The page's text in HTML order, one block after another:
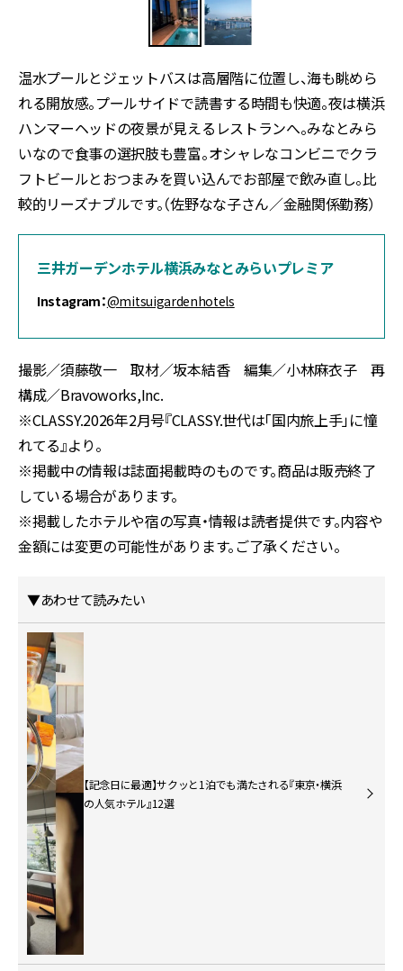
温水プールとジェットバスは高層階に位置し、海も眺めら
れる開放感。プールサイドで読書する時間も快適。夜は横浜
ハンマーヘッドの夜景が見えるレストランへ。みなとみら
いなので食事の選択肢も豊富。オシャレなコンビニでクラ
フトビールとおつまみを買い込んでお部屋で飲み直し。比
較的リーズナブルです。（佐野なな子さん／金融関係勤務）
三井ガーデンホテル横浜みなとみらいプレミア
Instagram：@mitsuigardenhotels
撮影／須藤敬一 取材／坂本結香 編集／小林麻衣子 再
構成／Bravoworks,Inc.
※CLASSY.2026年2月号『CLASSY.世代は「国内旅上手」に憧
れてる』より。
※掲載中の情報は誌面掲載時のものです。商品は販売終了
している場合があります。
※掲載したホテルや宿の写真・情報は読者提供です。内容や
金額には変更の可能性があります。ご了承ください。
▼あわせて読みたい
【記念日に最適】サクッと1泊でも満たされる『東京・横浜
の人気ホテル』12選